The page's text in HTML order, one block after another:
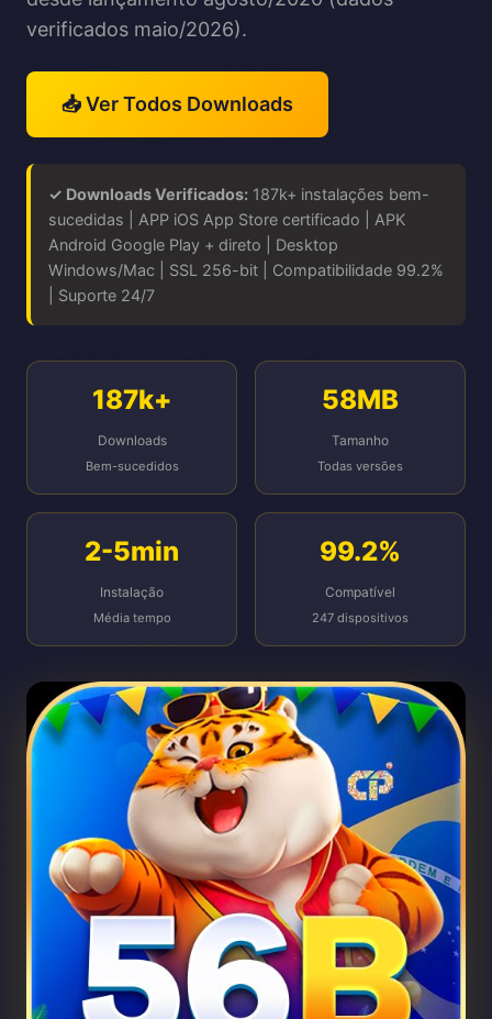
verificados maio/2026).
📥 Ver Todos Downloads
✓ Downloads Verificados: 187k+ instalações bem-
sucedidas | APP iOS App Store certificado | APK
Android Google Play + direto | Desktop
Windows/Mac | SSL 256-bit | Compatibilidade 99.2%
| Suporte 24/7
187k+
Downloads
Bem-sucedidos
58MB
Tamanho
Todas versões
2-5min
Instalação
Média tempo
99.2%
Compatível
247 dispositivos